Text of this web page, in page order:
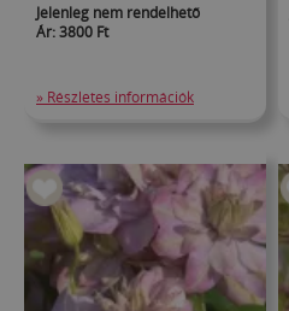
Jelenleg nem rendelhető
Ár: 3800 Ft
» Részletes információk